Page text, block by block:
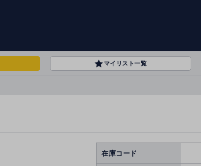
マイリスト一覧
在庫コード